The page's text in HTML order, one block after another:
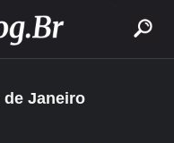
Janeiro